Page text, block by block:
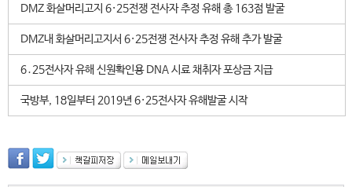
DMZ 화살머리고지 6·25전쟁 전사자 추정 유해 총 163점 발굴
DMZ내 화살머리고지서 6·25전쟁 전사자 추정 유해 추가 발굴
6․25전사자 유해 신원확인용 DNA 시료 채취자 포상금 지급
국방부, 18일부터 2019년 6·25전사자 유해발굴 시작